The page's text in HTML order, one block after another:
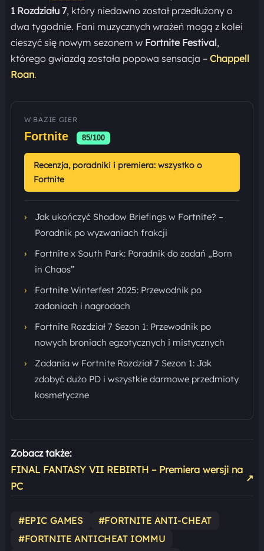
1 Rozdziału 7, który niedawno został przedłużony o
dwa tygodnie. Fani muzycznych wrażeń mogą z kolei
cieszyć się nowym sezonem w Fortnite Festival,
którego gwiazdą została popowa sensacja – Chappell
Roan.
W BAZIE GIER
Fortnite 85/100
Recenzja, poradniki i premiera: wszystko o
Fortnite
›
Jak ukończyć Shadow Briefings w Fortnite? –
Poradnik po wyzwaniach frakcji
›
Fortnite x South Park: Poradnik do zadań „Born
in Chaos”
›
Fortnite Winterfest 2025: Przewodnik po
zadaniach i nagrodach
›
Fortnite Rozdział 7 Sezon 1: Przewodnik po
nowych broniach egzotycznych i mistycznych
›
Zadania w Fortnite Rozdział 7 Sezon 1: Jak
zdobyć dużo PD i wszystkie darmowe przedmioty
kosmetyczne
Zobacz także:
FINAL FANTASY VII REBIRTH – Premiera wersji na
PC
↗
#EPIC GAMES
#FORTNITE ANTI-CHEAT
#FORTNITE ANTICHEAT IOMMU